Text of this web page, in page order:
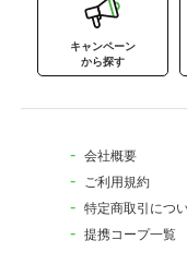
キャンペーン
から探す
会社概要
ご利用規約
特定商取引につ
提携コープ一覧